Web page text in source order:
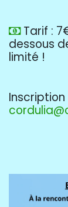
Tarif :
dessous
limité !